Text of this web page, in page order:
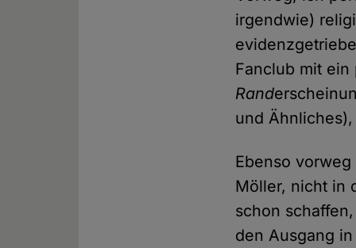
irgendwie)
Fanclub mit
Rand
und
Ebenso
Möller, nicht in
schon
den Ausgang